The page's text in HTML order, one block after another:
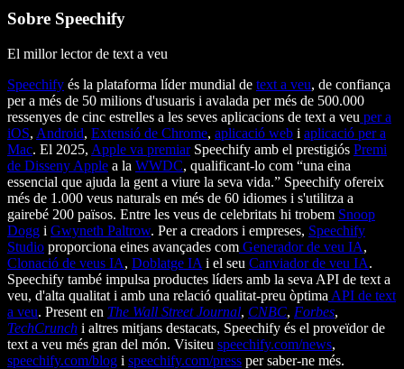
Sobre Speechify
El millor lector de text a veu
Speechify és la plataforma líder mundial de text a veu, de confiança
per a més de 50 milions d'usuaris i avalada per més de 500.000
ressenyes de cinc estrelles a les seves aplicacions de text a veu per a
iOS, Android, Extensió de Chrome, aplicació web i aplicació per a
Mac. El 2025, Apple va premiarSpeechify amb el prestigiós Premi
de Disseny Apple a la WWDC, qualificant-lo com “una eina
essencial que ajuda la gent a viure la seva vida.” Speechify ofereix
més de 1.000 veus naturals en més de 60 idiomes i s'utilitza a
gairebé 200 països. Entre les veus de celebritats hi trobem Snoop
Dogg i Gwyneth Paltrow. Per a creadors i empreses, Speechify
Studio proporciona eines avançades com Generador de veu IA,
Clonació de veus IA, Doblatge IA i el seu Canviador de veu IA.
Speechify també impulsa productes líders amb la seva API de text a
veu, d'alta qualitat i amb una relació qualitat-preu òptima API de text
a veu. Present en The Wall Street Journal, CNBC, Forbes,
TechCrunch i altres mitjans destacats, Speechify és el proveïdor de
text a veu més gran del món. Visiteu speechify.com/news,
speechify.com/blog i speechify.com/press per saber-ne més.